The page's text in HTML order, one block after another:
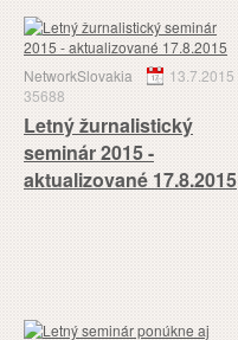
NetworkSlovakia
13.7.2015
35688
Letný žurnalistický
seminár 2015 -
aktualizované 17.8.2015